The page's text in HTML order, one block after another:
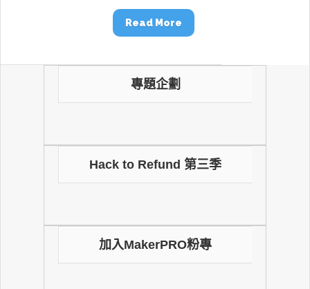
Read More
專題企劃
Hack to Refund 第三季
加入MakerPRO粉專